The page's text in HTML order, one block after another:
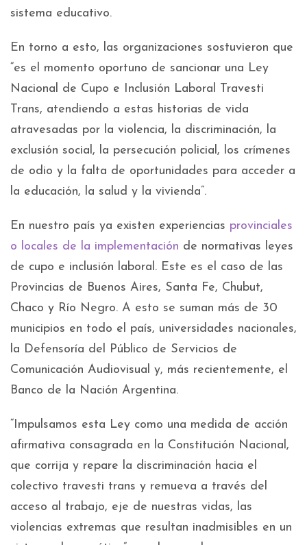
sistema educativo.
En torno a esto, las organizaciones sostuvieron que
“es el momento oportuno de sancionar una Ley
Nacional de Cupo e Inclusión Laboral Travesti
Trans, atendiendo a estas historias de vida
atravesadas por la violencia, la discriminación, la
exclusión social, la persecución policial, los crímenes
de odio y la falta de oportunidades para acceder a
la educación, la salud y la vivienda”.
En nuestro país ya existen experiencias provinciales
o locales de la implementación de normativas leyes
de cupo e inclusión laboral. Este es el caso de las
Provincias de Buenos Aires, Santa Fe, Chubut,
Chaco y Río Negro. A esto se suman más de 30
municipios en todo el país, universidades nacionales,
la Defensoría del Público de Servicios de
Comunicación Audiovisual y, más recientemente, el
Banco de la Nación Argentina.
“Impulsamos esta Ley como una medida de acción
afirmativa consagrada en la Constitución Nacional,
que corrija y repare la discriminación hacia el
colectivo travesti trans y remueva a través del
acceso al trabajo, eje de nuestras vidas, las
violencias extremas que resultan inadmisibles en un